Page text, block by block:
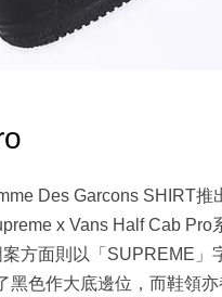
Des Garcons SHIRT推
x Vans Half Cab Pro
方面則以「SUPREME」
色作大底邊位，而鞋領亦